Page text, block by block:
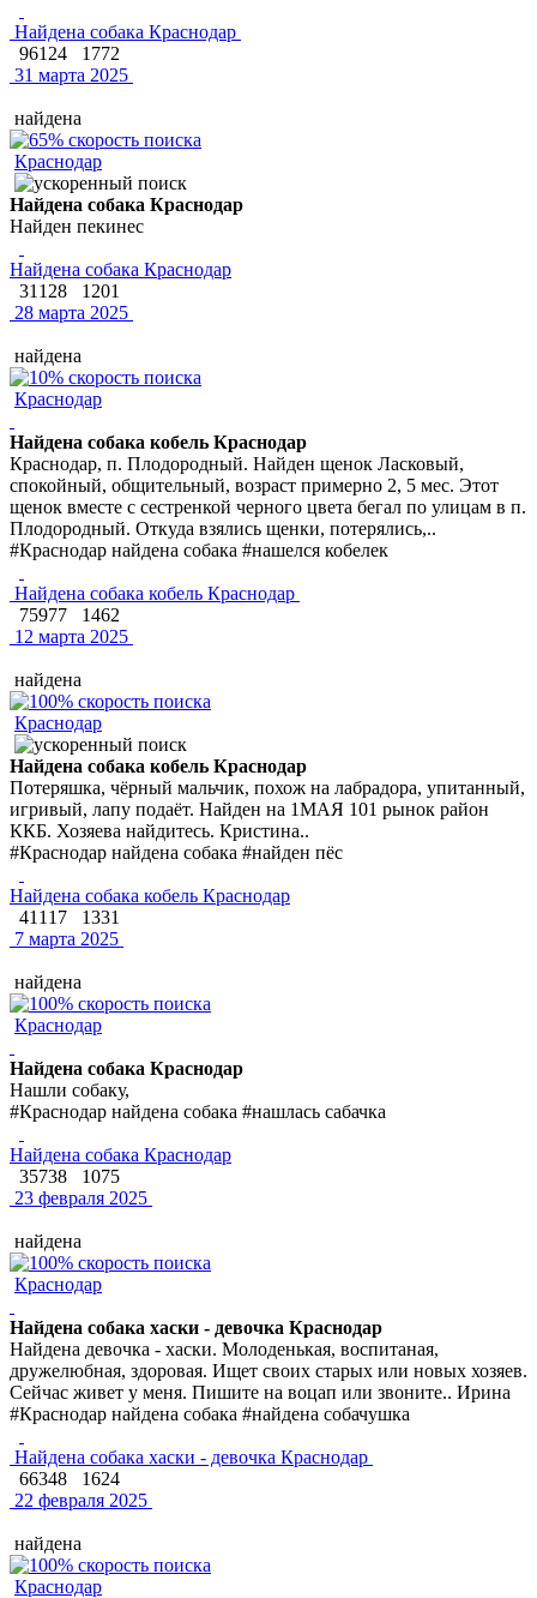
Найдена собака Краснодар
96124
1772
31 марта 2025
найдена
Краснодар
Найдена собака Краснодар
Найден пекинес
Найдена собака Краснодар
31128
1201
28 марта 2025
найдена
Краснодар
Найдена собака кобель Краснодар
Краснодар, п. Плодородный. Найден щенок Ласковый,
спокойный, общительный, возраст примерно 2, 5 мес. Этот
щенок вместе с сестренкой черного цвета бегал по улицам в п.
Плодородный. Откуда взялись щенки, потерялись,..
#Краснодар найдена собака #нашелся кобелек
Найдена собака кобель Краснодар
75977
1462
12 марта 2025
найдена
Краснодар
Найдена собака кобель Краснодар
Потеряшка, чёрный мальчик, похож на лабрадора, упитанный,
игривый, лапу подаёт. Найден на 1МАЯ 101 рынок район
ККБ. Хозяева найдитесь. Кристина..
#Краснодар найдена собака #найден пёс
Найдена собака кобель Краснодар
41117
1331
7 марта 2025
найдена
Краснодар
Найдена собака Краснодар
Нашли собаку,
#Краснодар найдена собака #нашлась сабачка
Найдена собака Краснодар
35738
1075
23 февраля 2025
найдена
Краснодар
Найдена собака хаски - девочка Краснодар
Найдена девочка - хаски. Молоденькая, воспитаная,
дружелюбная, здоровая. Ищет своих старых или новых хозяев.
Сейчас живет у меня. Пишите на воцап или звоните.. Ирина
#Краснодар найдена собака #найдена собачушка
Найдена собака хаски - девочка Краснодар
66348
1624
22 февраля 2025
найдена
Краснодар